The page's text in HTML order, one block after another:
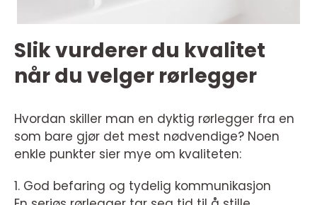
Slik vurderer du kvalitet
når du velger rørlegger
Hvordan skiller man en dyktig rørlegger fra en
som bare gjør det mest nødvendige? Noen
enkle punkter sier mye om kvaliteten:
1. God befaring og tydelig kommunikasjon